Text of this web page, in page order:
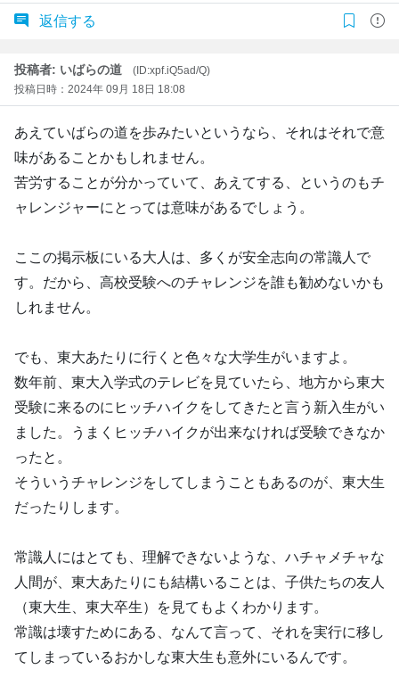
返信する
投稿者: いばらの道
(ID:xpf.iQ5ad/Q)
投稿日時：2024年 09月 18日 18:08
あえていばらの道を歩みたいというなら、それはそれで意
味があることかもしれません。
苦労することが分かっていて、あえてする、というのもチ
ャレンジャーにとっては意味があるでしょう。
ここの掲示板にいる大人は、多くが安全志向の常識人で
す。だから、高校受験へのチャレンジを誰も勧めないかも
しれません。
でも、東大あたりに行くと色々な大学生がいますよ。
数年前、東大入学式のテレビを見ていたら、地方から東大
受験に来るのにヒッチハイクをしてきたと言う新入生がい
ました。うまくヒッチハイクが出来なければ受験できなか
ったと。
そういうチャレンジをしてしまうこともあるのが、東大生
だったりします。
常識人にはとても、理解できないような、ハチャメチャな
人間が、東大あたりにも結構いることは、子供たちの友人
（東大生、東大卒生）を見てもよくわかります。
常識は壊すためにある、なんて言って、それを実行に移し
てしまっているおかしな東大生も意外にいるんです。